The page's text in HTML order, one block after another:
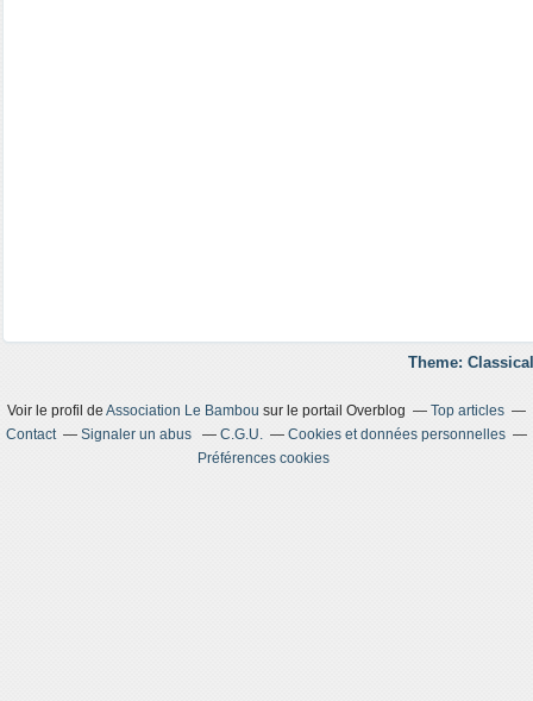
Theme:
Voir le profil de Association Le Bambou sur le portail Overblog
Top articles
Contact
Signaler un abus C.G.U.
Cookies et données personnelles
Préférences cookies